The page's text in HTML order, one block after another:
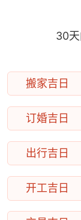
30
搬家吉日
订婚吉日
出行吉日
开工吉日